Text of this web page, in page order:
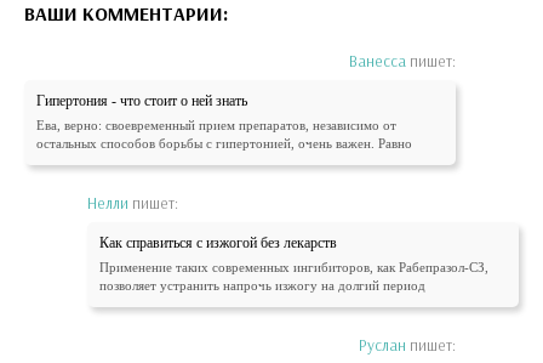
ВАШИ КОММЕНТАРИИ:
Ванесса пишет:
Гипертония - что стоит о ней знать
Ева, верно: своевременный прием препаратов, независимо от
остальных способов борьбы с гипертонией, очень важен. Равно
Нелли пишет:
Как справиться с изжогой без лекарств
Применение таких современных ингибиторов, как Рабепразол-СЗ,
позволяет устранить напрочь изжогу на долгий период
Руслан пишет: